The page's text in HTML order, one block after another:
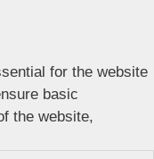
for the website
basic
the website,